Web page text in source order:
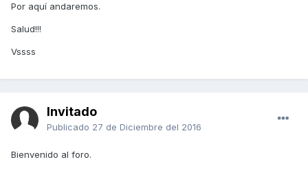
Por aquí andaremos.
Salud!!!
Vssss
Invitado
Publicado 27 de Diciembre del 2016
Bienvenido al foro.